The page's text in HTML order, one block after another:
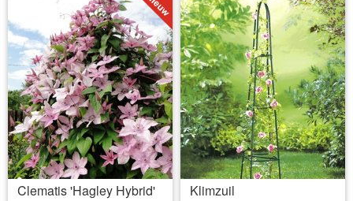
Clematis 'Hagley Hybrid' Klimzuil